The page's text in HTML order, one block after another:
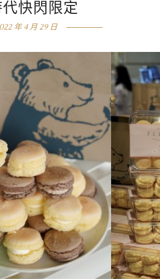
快閃限定
年 4 月 29 日